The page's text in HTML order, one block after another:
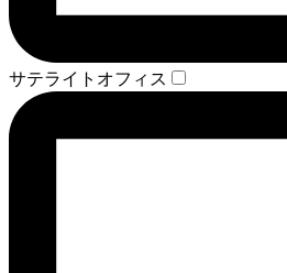
サテライトオフィス